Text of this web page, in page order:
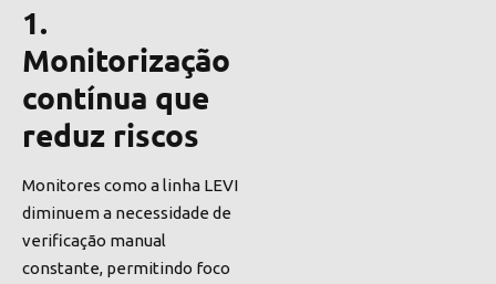
1.
Monitorização
contínua que
reduz riscos
Monitores como a linha LEVI
diminuem a necessidade de
verificação manual
constante, permitindo foco